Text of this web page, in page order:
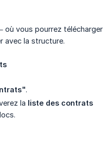
où vous pourrez télécharger
avec la structure.
.
la liste des contrats